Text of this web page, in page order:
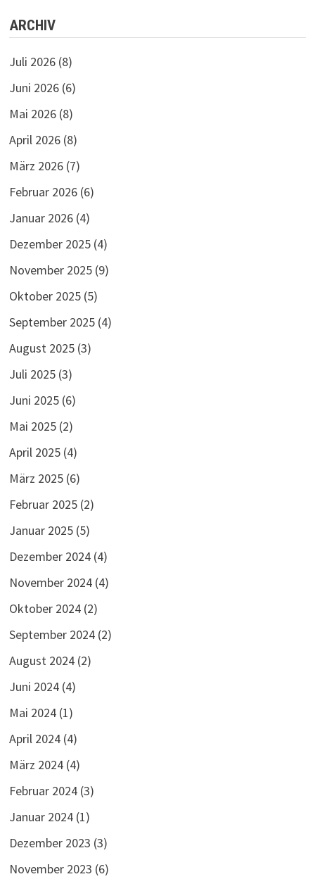
ARCHIV
Juli 2026(8)
Juni 2026(6)
Mai 2026(8)
April 2026(8)
März 2026(7)
Februar 2026(6)
Januar 2026(4)
Dezember 2025(4)
November 2025(9)
Oktober 2025(5)
September 2025(4)
August 2025(3)
Juli 2025(3)
Juni 2025(6)
Mai 2025(2)
April 2025(4)
März 2025(6)
Februar 2025(2)
Januar 2025(5)
Dezember 2024(4)
November 2024(4)
Oktober 2024(2)
September 2024(2)
August 2024(2)
Juni 2024(4)
Mai 2024(1)
April 2024(4)
März 2024(4)
Februar 2024(3)
Januar 2024(1)
Dezember 2023 (3)
November 2023 (6)